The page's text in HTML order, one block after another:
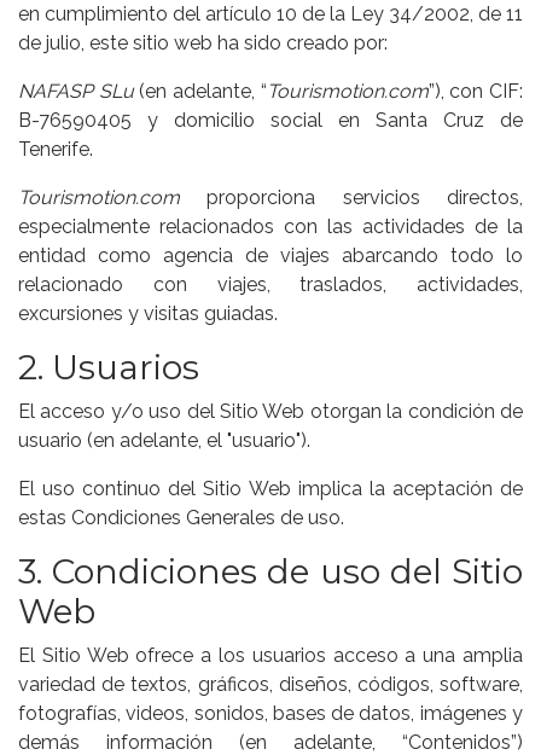
en cumplimiento del artículo 10 de la Ley 34/2002, de 11
de julio, este sitio web ha sido creado por:
NAFASP SLu(en adelante, “ Tourismotion.com”), con CIF:
B-76590405 y domicilio social en Santa Cruz de
Tenerife.
Tourismotion.com proporciona servicios directos,
especialmente relacionados con las actividades de la
entidad como agencia de viajes abarcando todo lo
relacionado con viajes, traslados, actividades,
excursiones y visitas guiadas.
2. Usuarios
El acceso y/o uso del Sitio Web otorgan la condición de
usuario (en adelante, el "usuario").
El uso continuo del Sitio Web implica la aceptación de
estas Condiciones Generales de uso.
3. Condiciones de uso del Sitio
Web
El Sitio Web ofrece a los usuarios acceso a una amplia
variedad de textos, gráficos, diseños, códigos, software,
fotografías, videos, sonidos, bases de datos, imágenes y
demás información (en adelante, “Contenidos”)